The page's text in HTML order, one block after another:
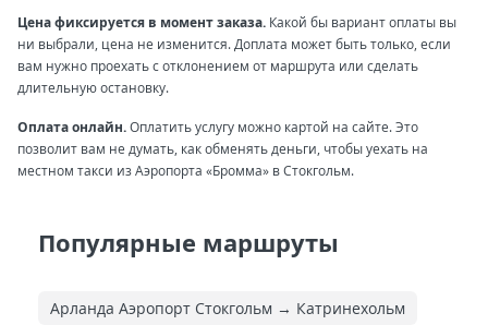
Цена фиксируется в момент заказа. Какой бы вариант оплаты вы
ни выбрали, цена не изменится. Доплата может быть только, если
вам нужно проехать с отклонением от маршрута или сделать
длительную остановку.
Оплата онлайн.Оплатить услугу можно картой на сайте. Это
позволит вам не думать, как обменять деньги, чтобы уехать на
местном такси из Аэропорта «Бромма» в Стокгольм.
Популярные маршруты
Арланда Аэропорт Стокгольм → Катринехольм